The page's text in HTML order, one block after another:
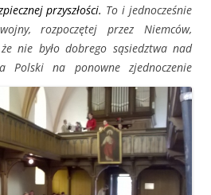
przyszłości. To i jednocześnie
rozpoczętej przez Niemców,
nie było dobrego sąsiedztwa nad
Polski na ponowne zjednoczenie